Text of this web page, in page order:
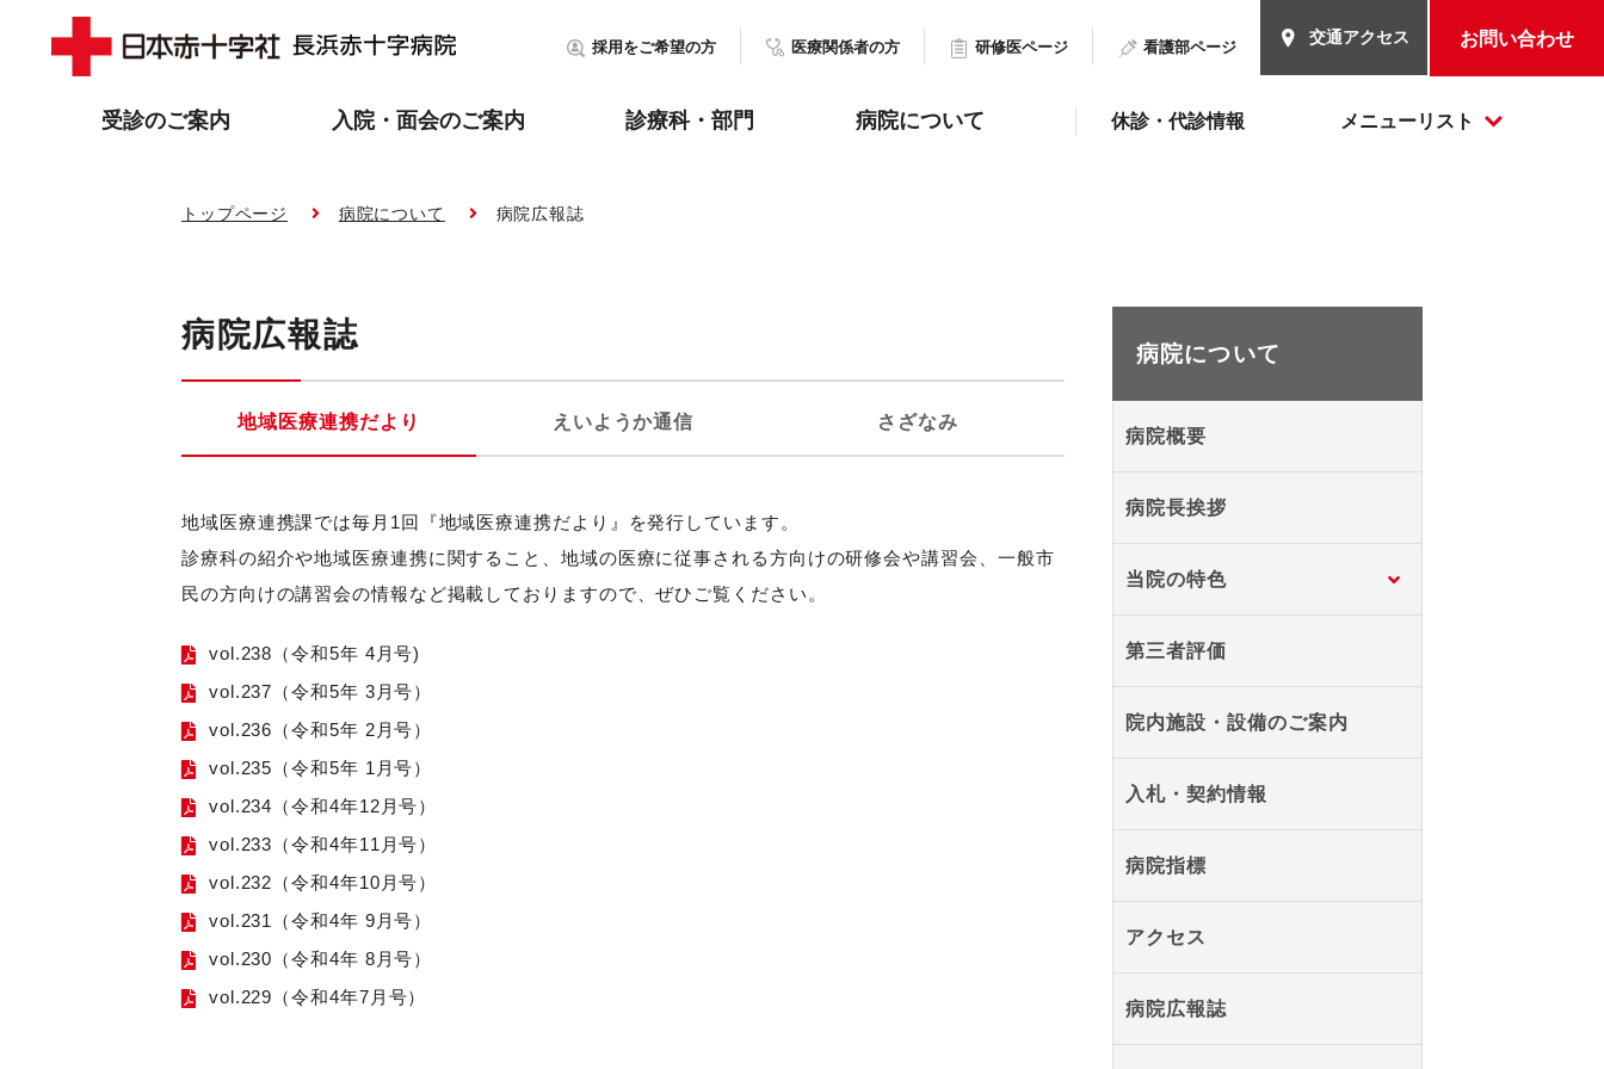
採用をご希望の方 医療関係者の方 研修医ページ 看護部ページ
交通アクセス お問い合わせ
受診のご案内 入院・面会のご案内 診療科・部門 病院について 休診・代診情報 メニューリスト
トップページ 病院について 病院広報誌
病院広報誌
地域医療連携だより えいようか通信 さざなみ
地域医療連携課では毎月1回『地域医療連携だより』を発行しています。
診療科の紹介や地域医療連携に関すること、地域の医療に従事される方向けの研修会や講習会、一般市
民の方向けの講習会の情報など掲載しておりますので、ぜひご覧ください。
vol.238（令和5年 4月号)
vol.237（令和5年 3月号）
vol.236（令和5年 2月号）
vol.235（令和5年 1月号）
vol.234（令和4年12月号）
vol.233（令和4年11月号）
vol.232（令和4年10月号）
vol.231（令和4年 9月号）
vol.230（令和4年 8月号）
vol.229（令和4年7月号）
病院について
病院概要
病院長挨拶
当院の特色
第三者評価
院内施設・設備のご案内
入札・契約情報
病院指標
アクセス
病院広報誌